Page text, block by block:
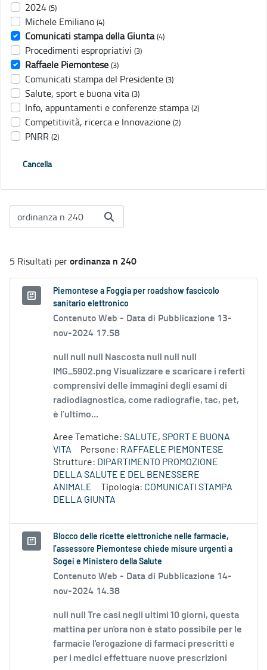
2024 (5)
Michele Emiliano (4)
Comunicati stampa della Giunta (4)
Procedimenti espropriativi (3)
Raffaele Piemontese (3)
Comunicati stampa del Presidente (3)
Salute, sport e buona vita (3)
Info, appuntamenti e conferenze stampa (2)
Competitività, ricerca e Innovazione (2)
PNRR (2)
Cancella
5 Risultati perordinanza n 240
Piemontese a Foggia per roadshow fascicolo
sanitario elettronico
Contenuto Web - Data di Pubblicazione 13-
nov-2024 17.58
null null null Nascosta null null null
IMG_5902.png Visualizzare e scaricare i referti
comprensivi delle immagini degli esami di
radiodiagnostica, come radiografie, tac, pet,
è l’ultimo...
Aree Tematiche: SALUTE, SPORT E BUONA
VITA
Persone: RAFFAELE PIEMONTESE
Strutture: DIPARTIMENTO PROMOZIONE
DELLA SALUTE E DEL BENESSERE
ANIMALE
Tipologia: COMUNICATI STAMPA
DELLA GIUNTA
Blocco delle ricette elettroniche nelle farmacie,
l’assessore Piemontese chiede misure urgenti a
Sogei e Ministero della Salute
Contenuto Web - Data di Pubblicazione 14-
nov-2024 14.38
null null Tre casi negli ultimi 10 giorni, questa
mattina per un'ora non è stato possibile per le
farmacie l'erogazione di farmaci prescritti e
per i medici effettuare nuove prescrizioni